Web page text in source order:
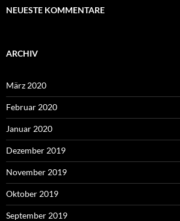
NEUESTE KOMMENTARE
ARCHIV
März 2020
Februar 2020
Januar 2020
Dezember 2019
November 2019
Oktober 2019
September 2019